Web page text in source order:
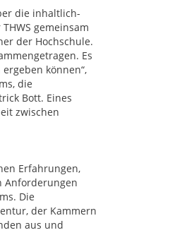
die inhaltlich-
gemeinsam
der Hochschule.
Es
können“,
die
Bott. Eines
zwischen
Erfahrungen,
Anforderungen
Die
der Kammern
aus und